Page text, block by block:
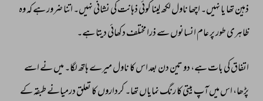
ذہین تھا یا نہیں۔ اچھا ناول لکھ لینا کوئی ذہانت کی نشانی نہیں۔ اتنا ضرور ہے کہ وہ
ظاہری طور پر عام انسانوں سے ذرا مختلف دکھائی دیتا ہے۔
اتفاق کی بات ہے، دو تین دن بعد اس کا ناول میرے ہاتھ لگا۔ میں نے اسے
پڑھا، اس میں آپ بیتی کا رنگ نمایاں تھا۔ کرداروں کا تعلق درمیانے طبقہ کے